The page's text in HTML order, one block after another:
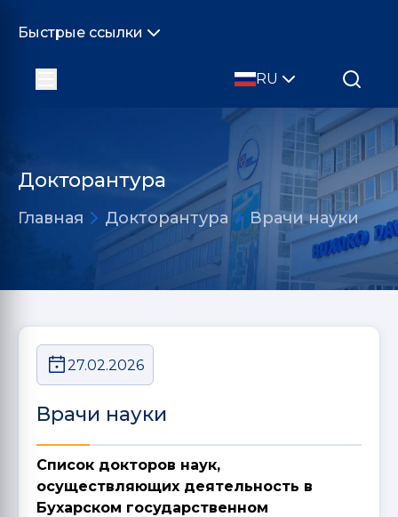
Быстрые ссылки
RU
Докторантура
Главная Докторантура Врачи науки
27.02.2026
Врачи науки
Список докторов наук,
осуществляющих деятельность в
Бухарском государственном